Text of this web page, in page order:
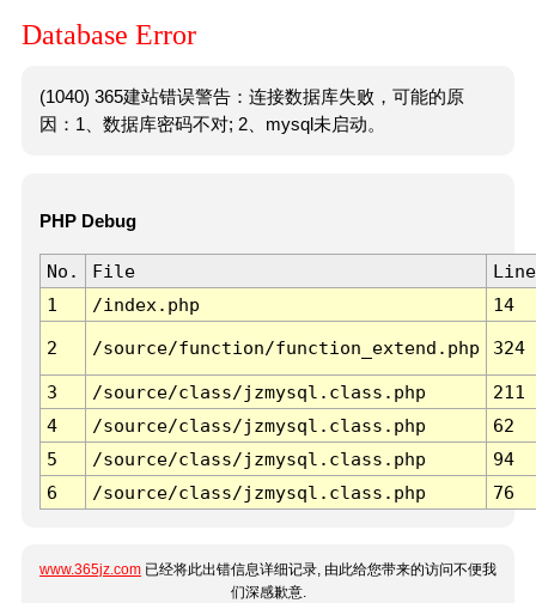
Database Error
(1040) 365建站错误警告：连接数据库失败，可能的原
因：1、数据库密码不对; 2、mysql未启动。
PHP Debug
No. File
Line
1
/index.php 14
2 /source/function/function_extend.php 324
3 /source/class/jzmysql.class.php
211
4
/source/class/jzmysql.class.php
62
5
/source/class/jzmysql.class.php
94
6
/source/class/jzmysql.class.php 76
www.365jz.com 已经将此出错信息详细记录, 由此给您带来的访问不便我
们深感歉意.